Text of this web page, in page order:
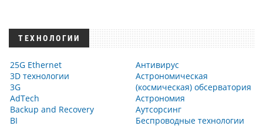
ТЕХНОЛОГИИ
25G Ethernet
3D технологии
3G
AdTech
Backup and Recovery
BI
Антивирус
Астрономическая
(космическая) обсерватория
Астрономия
Аутсорсинг
Беспроводные технологии